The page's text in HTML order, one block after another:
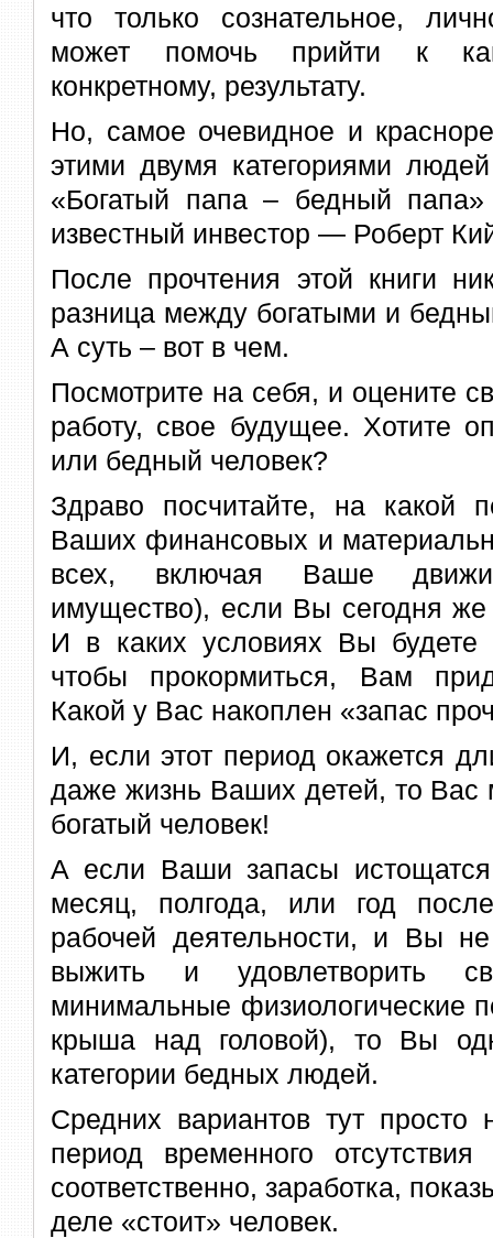
что только сознательное,
может помочь прийти к
конкретному, результату.
Но, самое очевидное и
этими двумя категориями
«Богатый папа – бедный
известный инвестор — Роберт
После прочтения этой книги
разница между богатыми и
А суть – вот в чем.
Посмотрите на себя, и оцените
работу, свое будущее. Хотите
или бедный человек?
Здраво посчитайте, на какой
Ваших финансовых и
всех, включая Ваше
имущество), если Вы сегодня же
И в каких условиях Вы будете
чтобы прокормиться, Вам
Какой у Вас накоплен «запас
И, если этот период окажется
даже жизнь Ваших детей, то Вас
богатый человек!
А если Ваши запасы
месяц, полгода, или год
рабочей деятельности, и Вы
выжить и удовлетворить
минимальные физиологические
крыша над головой), то Вы
категории бедных людей.
Средних вариантов тут просто
период временного
соответственно, заработка,
деле «стоит» человек.